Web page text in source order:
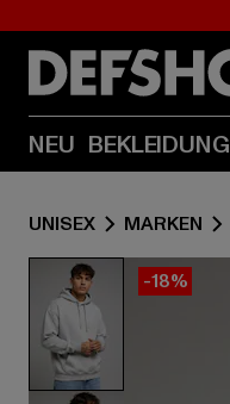
NEU BEKLEIDUNG
UNISEX MARKEN
-18%